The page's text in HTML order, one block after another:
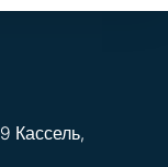
Кассель,